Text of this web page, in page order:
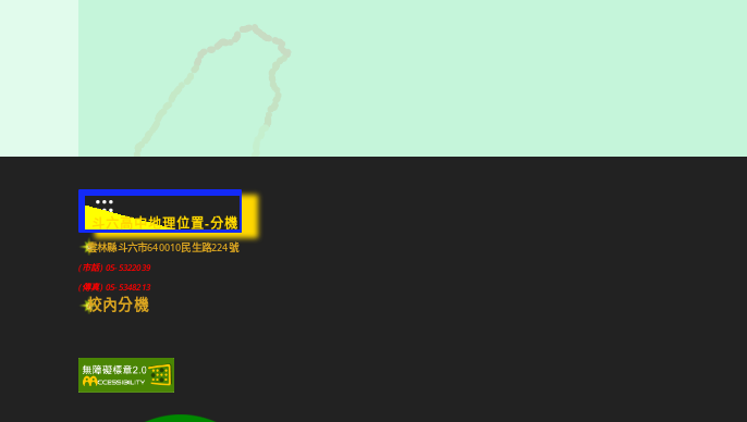
:::
斗六高中地理位置-分機
雲林縣斗六市640010民生路224號
(市話) 05-5322039
(傳真) 05-5348213
校內分機